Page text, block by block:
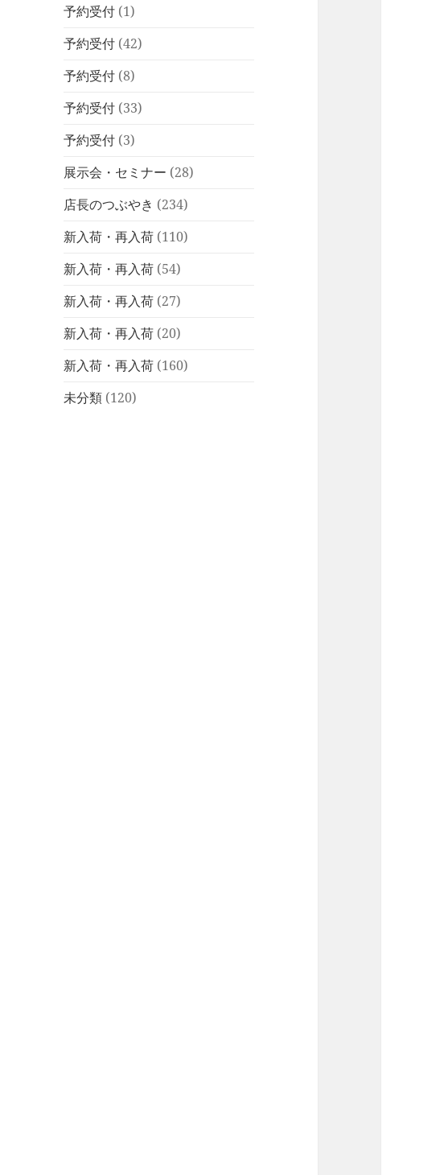
予約受付 (1)
予約受付 (42)
予約受付 (8)
予約受付 (33)
予約受付 (3)
展示会・セミナー (28)
店長のつぶやき (234)
新入荷・再入荷 (110)
新入荷・再入荷 (54)
新入荷・再入荷 (27)
新入荷・再入荷 (20)
新入荷・再入荷 (160)
未分類 (120)